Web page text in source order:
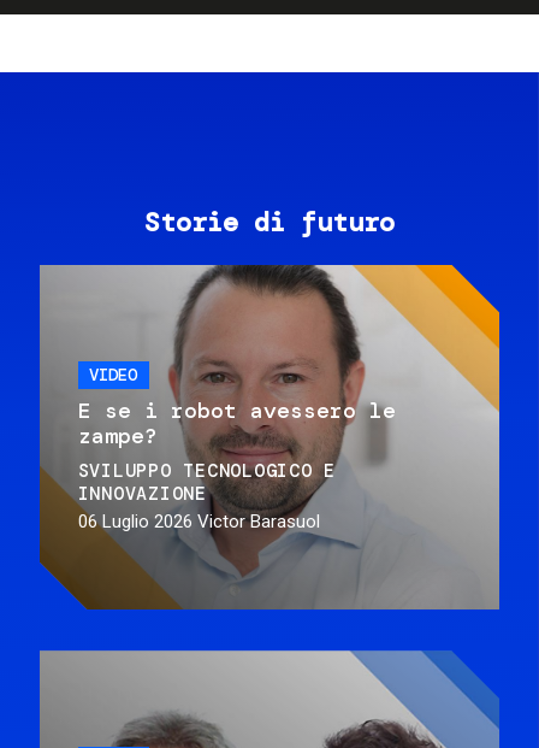
Storie di futuro
VIDEO
E se i robot avessero le
zampe?
SVILUPPO TECNOLOGICO E
INNOVAZIONE
06 Luglio 2026 Victor Barasuol